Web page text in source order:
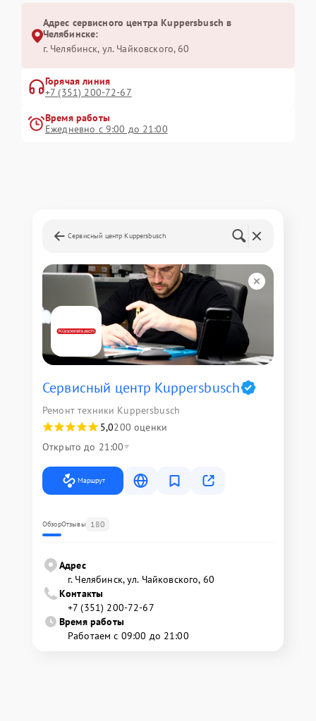
Адрес сервисного центра Kuppersbusch в
Челябинске:
г. Челябинск, ул. Чайковского, 60
Горячая линия
+7 (351) 200-72-67
Время работы
Ежедневно с 9:00 до 21:00
Сервисный центр Kuppersbusch
Сервисный центр Kuppersbusch
Ремонт техники Kuppersbusch
5,0200 оценки
Открыто до 21:00
Маршрут
ОбзорОтзывы 180
Адрес
г. Челябинск, ул. Чайковского, 60
Контакты
+7 (351) 200-72-67
Время работы
Работаем с 09:00 до 21:00